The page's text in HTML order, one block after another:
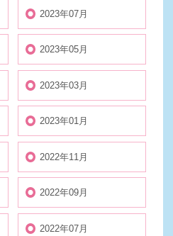
2023年07月
2023年05月
2023年03月
2023年01月
2022年11月
2022年09月
2022年07月